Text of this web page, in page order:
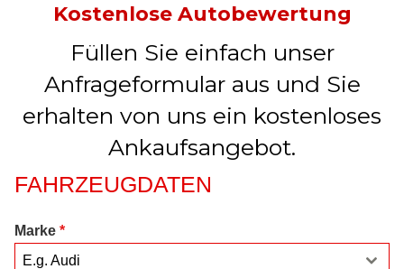
Kostenlose Autobewertung
Füllen Sie einfach unser
Anfrageformular aus und Sie
erhalten von uns ein kostenloses
Ankaufsangebot.
FAHRZEUGDATEN
Marke *
E.g. Audi